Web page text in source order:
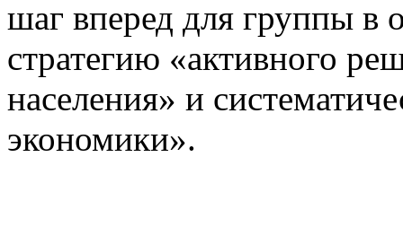
шаг вперед для группы в
стратегию «активного
населения» и
экономики».